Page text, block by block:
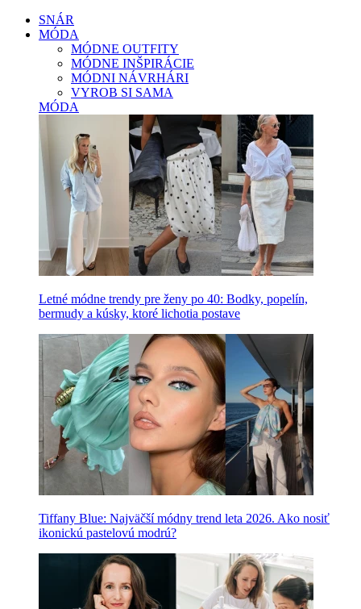
SNÁR
MÓDA
MÓDNE OUTFITY
MÓDNE INŠPIRÁCIE
MÓDNI NÁVRHÁRI
VYROB SI SAMA
MÓDA
Letné módne trendy pre ženy po 40: Bodky, popelín,
bermudy a kúsky, ktoré lichotia postave
Tiffany Blue: Najväčší módny trend leta 2026. Ako nosiť
ikonickú pastelovú modrú?